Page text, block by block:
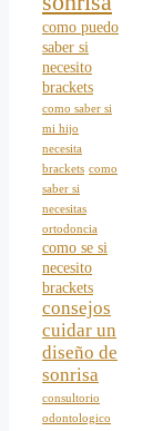
como puedo
saber si
necesito
brackets
como saber si
mi hijo
necesita
brackets como
saber si
necesitas
ortodoncia
como se si
necesito
brackets
consejos
cuidar un
diseño de
sonrisa
consultorio
odontologico